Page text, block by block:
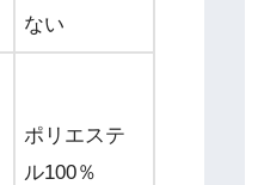
ない
ポリエステ
ル100％